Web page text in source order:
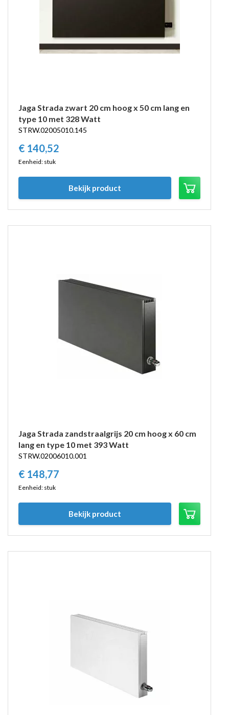
Jaga Strada zwart 20 cm hoog x 50 cm lang en
type 10 met 328 Watt
STRW.02005010.145
€ 140,52
Eenheid: stuk
Bekijk product
Jaga Strada zandstraalgrijs 20 cm hoog x 60 cm
lang en type 10 met 393 Watt
STRW.02006010.001
€ 148,77
Eenheid: stuk
Bekijk product